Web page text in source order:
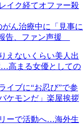
イク経てオファー殺
ん治療中に「見事に
告、ファン声援
えないくらい美人出
…高まる女優としての
イブに“お忍び”で参
ケモンだ」楽屋挨拶
ーで活動へ…海外生